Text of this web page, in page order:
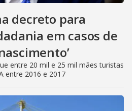
decreto para
em casos de
entre 20 mil e 25 mil mães turistas
entre 2016 e 2017